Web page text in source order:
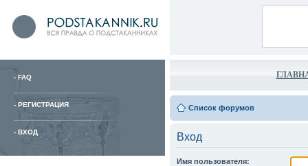
- FAQ
- РЕГИСТРАЦИЯ
- ВХОД
Список форумов
Вход
Имя пользователя: